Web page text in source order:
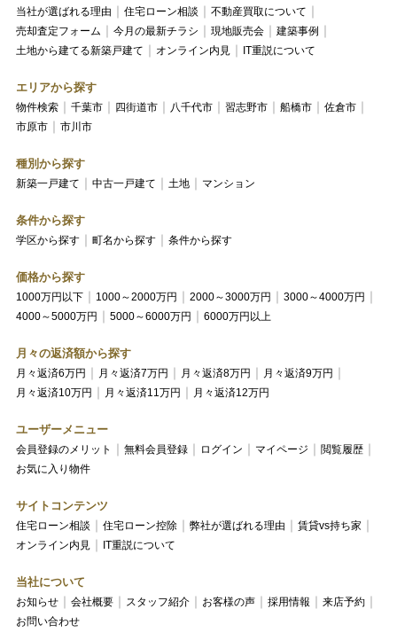
当社が選ばれる理由 住宅ローン相談
不動産買取について
売却査定フォーム
今月の最新チラシ 現地販売会
建築事例
土地から建てる新築戸建て
オンライン内見 IT重説について
エリアから探す
物件検索 千葉市 四街道市 八千代市 習志野市 船橋市
佐倉市
市原市
市川市
種別から探す
新築一戸建て 中古一戸建て 土地 マンション
条件から探す
学区から探す 町名から探す 条件から探す
価格から探す
1000万円以下 1000～2000万円 2000～3000万円
3000～4000万円
4000～5000万円
5000～6000万円 6000万円以上
月々の返済額から探す
月々返済6万円 月々返済7万円 月々返済8万円
月々返済9万円
月々返済10万円
月々返済11万円 月々返済12万円
ユーザーメニュー
会員登録のメリット 無料会員登録 ログイン マイページ
閲覧履歴
お気に入り物件
サイトコンテンツ
住宅ローン相談 住宅ローン控除 弊社が選ばれる理由
賃貸vs持ち家
オンライン内見
IT重説について
当社について
お知らせ 会社概要 スタッフ紹介 お客様の声 採用情報
来店予約
お問い合わせ